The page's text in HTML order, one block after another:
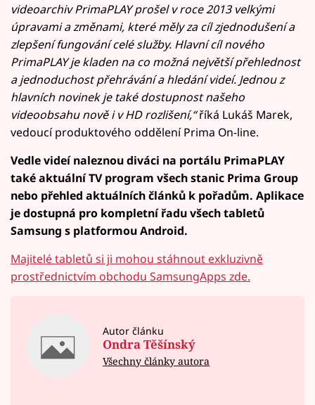
videoarchiv PrimaPLAY prošel v roce 2013 velkými
úpravami a změnami, které měly za cíl zjednodušení a
zlepšení fungování celé služby. Hlavní cíl nového
PrimaPLAY je kladen na co možná největší přehlednost
a jednoduchost přehrávání a hledání videí. Jednou z
hlavních novinek je také dostupnost našeho
videoobsahu nově i v HD rozlišení,“říká Lukáš Marek,
vedoucí produktového oddělení Prima On-line.
Vedle videí naleznou diváci na portálu PrimaPLAY
také aktuální TV program všech stanic Prima Group
nebo přehled aktuálních článků k pořadům. Aplikace
je dostupná pro kompletní řadu všech tabletů
Samsung s platformou Android.
Majitelé tabletů si ji mohou stáhnout exkluzivně
prostřednictvím obchodu SamsungApps zde.
Autor článku
Ondra Těšínský
Všechny články autora